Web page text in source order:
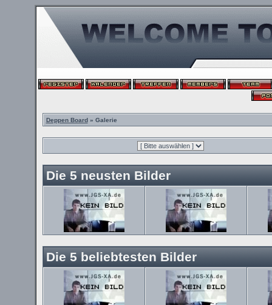
Deppen Board» Galerie
Die 5 neusten Bilder
Die 5 beliebtesten Bilder